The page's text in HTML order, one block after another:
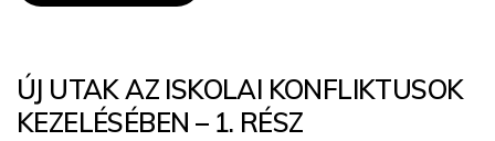
ÚJ UTAK AZ ISKOLAI KONFLIKTUSOK
KEZELÉSÉBEN – 1. RÉSZ